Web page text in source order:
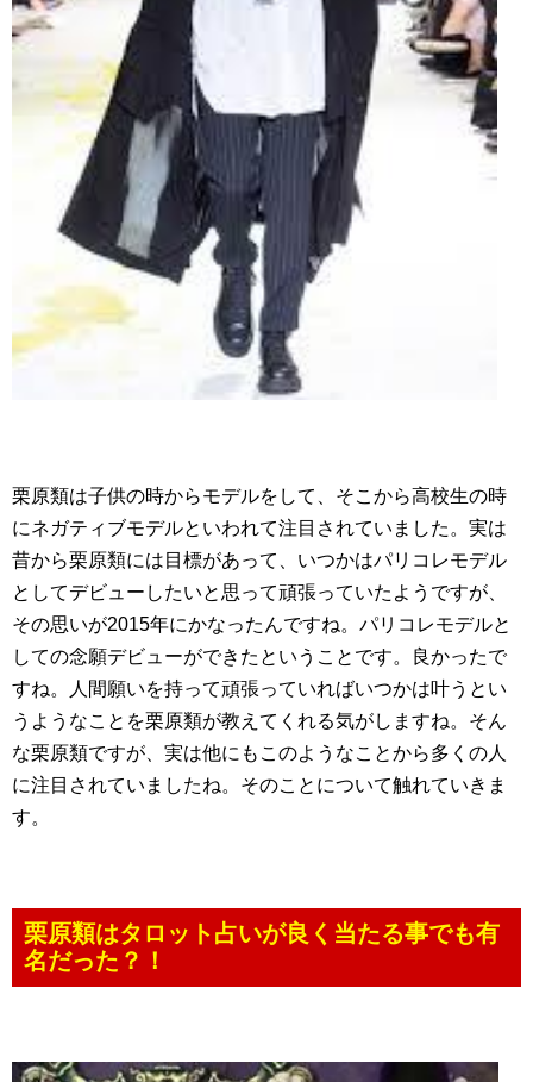
栗原類は子供の時からモデルをして、そこから高校生の時
にネガティブモデルといわれて注目されていました。実は
昔から栗原類には目標があって、いつかはパリコレモデル
としてデビューしたいと思って頑張っていたようですが、
その思いが2015年にかなったんですね。パリコレモデルと
しての念願デビューができたということです。良かったで
すね。人間願いを持って頑張っていればいつかは叶うとい
うようなことを栗原類が教えてくれる気がしますね。そん
な栗原類ですが、実は他にもこのようなことから多くの人
に注目されていましたね。そのことについて触れていきま
す。
栗原類はタロット占いが良く当たる事でも有
名だった？！